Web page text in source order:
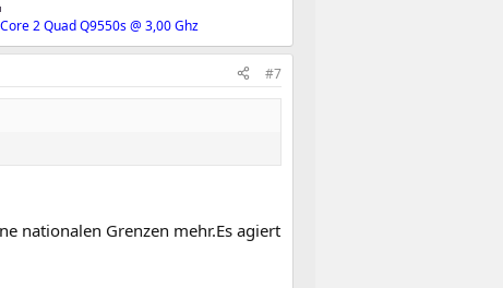
2 Quad Q9550s @ 3,00 Ghz
#7
nationalen Grenzen mehr.Es agiert